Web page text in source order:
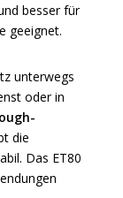
besser für
geeignet.
unterwegs
oder in
die
Das ET80